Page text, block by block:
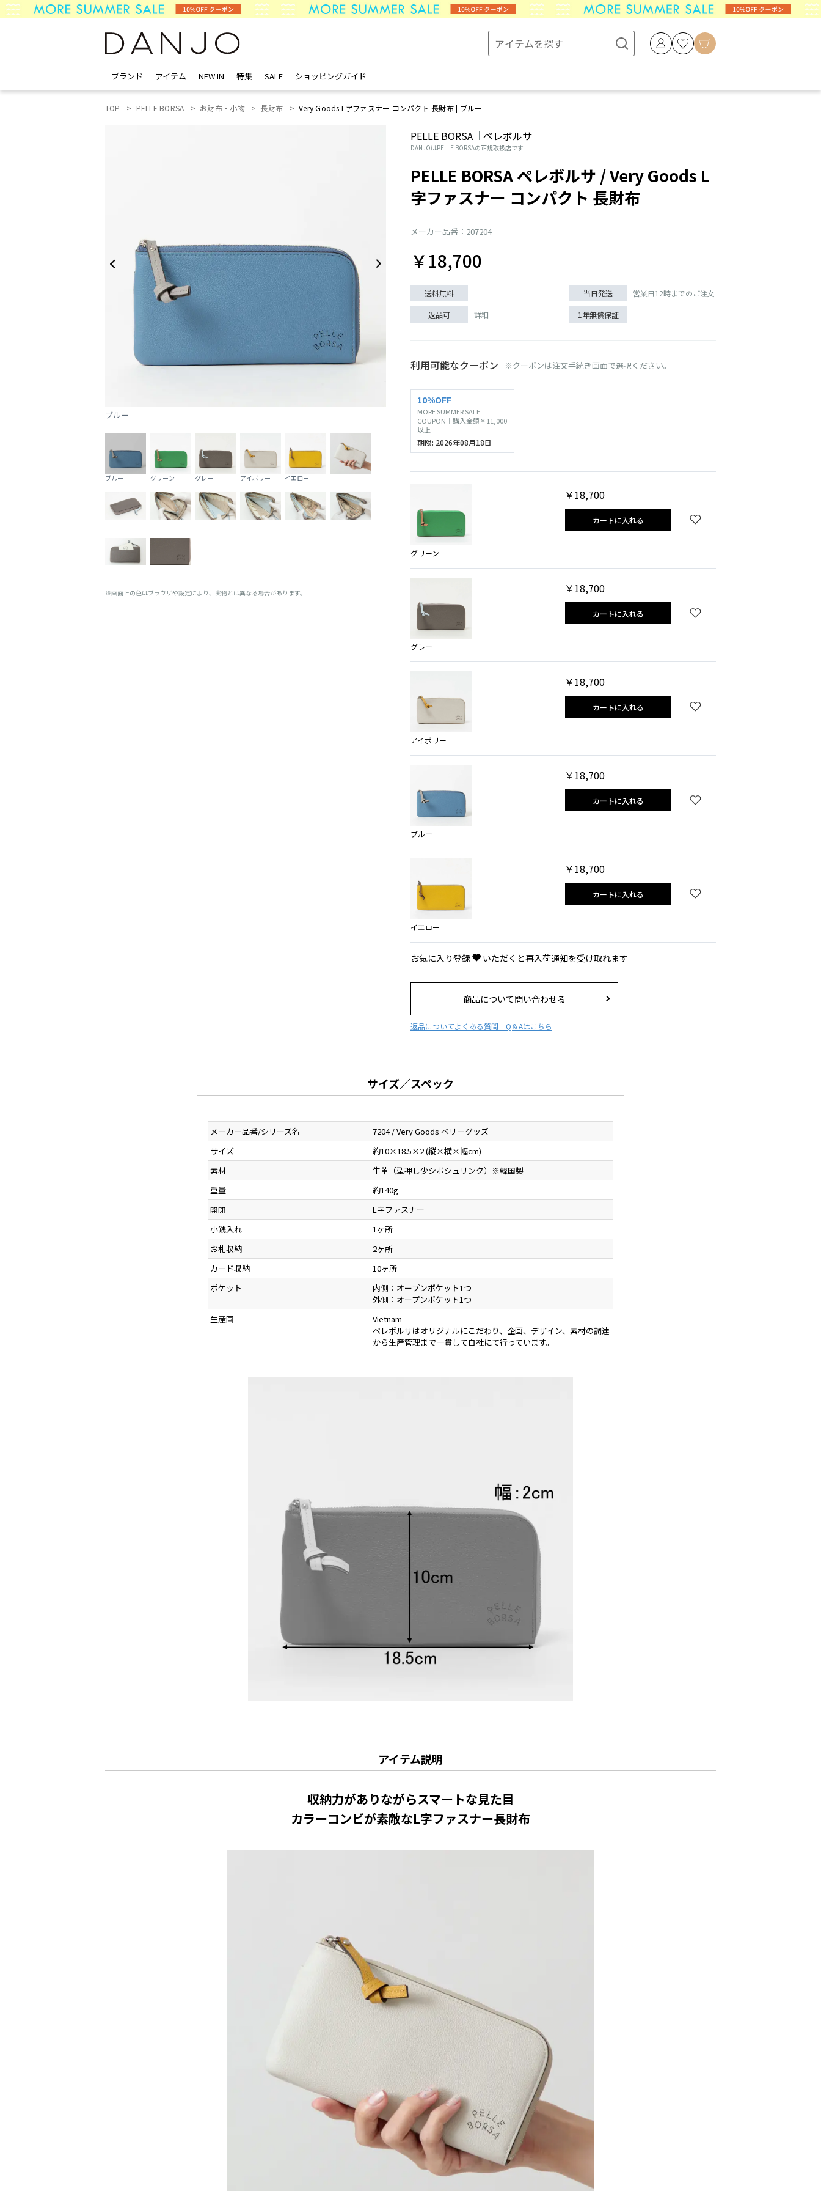
ブランド アイテム NEW IN 特集 SALE ショッピングガイド
TOP PELLE BORSA お財布・小物 長財布 Very Goods L字ファスナー コンパクト 長財布 | ブルー
ブルー
ブルー グリーン グレー アイボリー イエロー
※画面上の色はブラウザや設定により、実物とは異なる場合があります。
PELLE BORSA ペレボルサ
DANJOはPELLE BORSAの正規取扱店です
PELLE BORSA ペレボルサ / Very Goods L
字ファスナー コンパクト 長財布
メーカー品番：207204
￥18,700
送料無料 当日発送 営業日12時までのご注文
返品可 詳細 1年無償保証
利用可能なクーポン ※クーポンは注文手続き画面で選択ください。
10%OFF
MORE SUMMER SALE
COUPON｜購入金額￥11,000
以上
期限: 2026年08月18日
グリーン
￥18,700
カートに入れる
グレー
￥18,700
カートに入れる
アイボリー
￥18,700
カートに入れる
ブルー
￥18,700
カートに入れる
イエロー
￥18,700
カートに入れる
お気に入り登録 いただくと再入荷通知を受け取れます
商品について問い合わせる
返品についてよくある質問 Q＆Aはこちら
サイズ／スペック
メーカー品番/シリーズ名
7204 / Very Goods ベリーグッズ
サイズ
約10×18.5×2 (縦×横×幅cm)
素材
牛革（型押し少シボシュリンク）※韓国製
重量
約140g
開閉
L字ファスナー
小銭入れ
1ヶ所
お札収納
2ヶ所
カード収納
10ヶ所
ポケット
内側：オープンポケット1つ
外側：オープンポケット1つ
生産国
Vietnam
ペレボルサはオリジナルにこだわり、企画、デザイン、素材の調達
から生産管理まで一貫して自社にて行っています。
アイテム説明
収納力がありながらスマートな見た目
カラーコンビが素敵なL字ファスナー長財布